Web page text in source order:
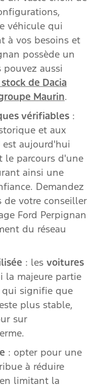
véhicule qui
à vos besoins et
possède un
pouvez aussi
de Dacia
Maurin.
vérifiables :
et aux
aujourd'hui
le parcours d'une
ainsi une
Demandez
de votre conseiller
Ford Perpignan
du réseau
: les voitures
la majeure partie
qui signifie que
plus stable,
sur
: opter pour une
à réduire
limitant la